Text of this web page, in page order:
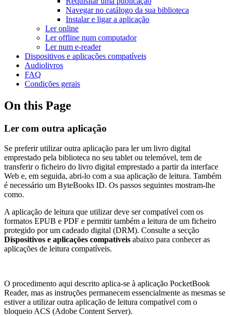
Navegar no catálogo da sua biblioteca
Instalar e ligar a aplicação
Ler online
Ler offline num computador
Ler num e-reader
Dispositivos e aplicações compatíveis
Audiolivros
FAQ
Condições gerais
On this Page
Ler com outra aplicação
Se preferir utilizar outra aplicação para ler um livro digital
emprestado pela biblioteca no seu tablet ou telemóvel, tem de
transferir o ficheiro do livro digital emprestado a partir da interface
Web e, em seguida, abri-lo com a sua aplicação de leitura. Também
é necessário um ByteBooks ID. Os passos seguintes mostram-lhe
como.
A aplicação de leitura que utilizar deve ser compatível com os
formatos EPUB e PDF e permitir também a leitura de um ficheiro
protegido por um cadeado digital (DRM). Consulte a secção
Dispositivos e aplicações compatíveis abaixo para conhecer as
aplicações de leitura compatíveis.
O procedimento aqui descrito aplica-se à aplicação PocketBook
Reader, mas as instruções permanecem essencialmente as mesmas se
estiver a utilizar outra aplicação de leitura compatível com o
bloqueio ACS (Adobe Content Server).